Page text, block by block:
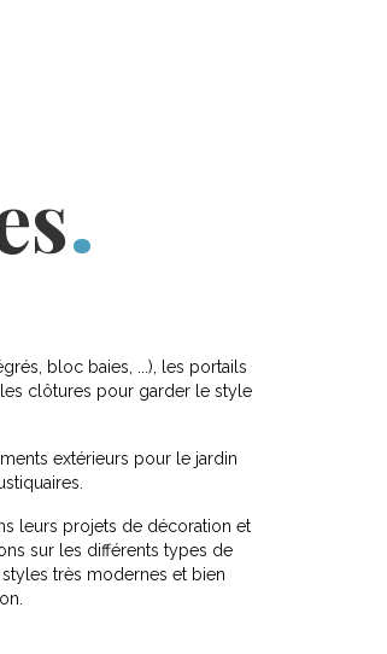
bloc baies, ...), les portails
clôtures pour garder le style
extérieurs pour le jardin
leurs projets de décoration et
sur les différents types de
très modernes et bien